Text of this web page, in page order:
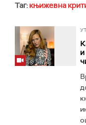
Таг: књижевна